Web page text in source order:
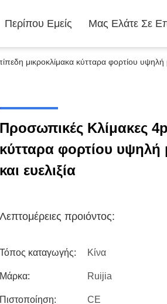
Περίπου Εμείς Μας Ελάτε Σε
μικροκλίμακα κύτταρα φορτίου υψηλή
Προσωπικές Κλίμακες
κύτταρα φορτίου υψηλή
και ευελιξία
Λεπτομέρειες προιόντος:
Τόπος καταγωγής: Κίνα
Μάρκα: Ruijia
Πιστοποίηση: CE